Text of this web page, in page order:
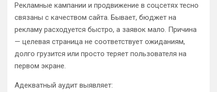
Рекламные кампании и продвижение в соцсетях тесно
связаны с качеством сайта. Бывает, бюджет на
рекламу расходуется быстро, а заявок мало. Причина
— целевая страница не соответствует ожиданиям,
долго грузится или просто теряет пользователя на
первом экране.
Адекватный аудит выявляет: